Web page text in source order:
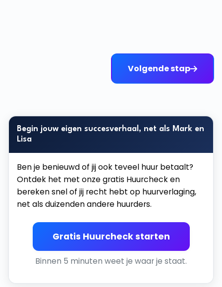
Volgende stap
Begin jouw eigen succesverhaal, net als Mark en
Lisa
Ben je benieuwd of jij ook teveel huur betaalt?
Ontdek het met onze gratis Huurcheck en
bereken snel of jij recht hebt op huurverlaging,
net als duizenden andere huurders.
Gratis Huurcheck starten
Binnen 5 minuten weet je waar je staat.